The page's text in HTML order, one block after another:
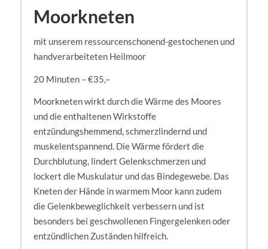
Moorkneten
mit unserem ressourcenschonend-gestochenen und
handverarbeiteten Heilmoor
20 Minuten – €35,–
Moorkneten wirkt durch die Wärme des Moores
und die enthaltenen Wirkstoffe
entzündungshemmend, schmerzlindernd und
muskelentspannend. Die Wärme fördert die
Durchblutung, lindert Gelenkschmerzen und
lockert die Muskulatur und das Bindegewebe. Das
Kneten der Hände in warmem Moor kann zudem
die Gelenkbeweglichkeit verbessern und ist
besonders bei geschwollenen Fingergelenken oder
entzündlichen Zuständen hilfreich.